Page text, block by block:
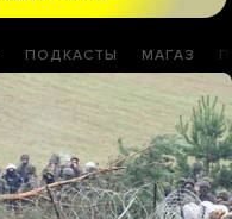
ПОДКАСТЫ МАГАЗ